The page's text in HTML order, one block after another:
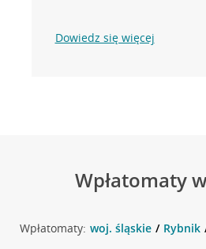
Dowiedz się więcej
Wpłatomaty
Wpłatomaty: woj. śląskie Rybnik